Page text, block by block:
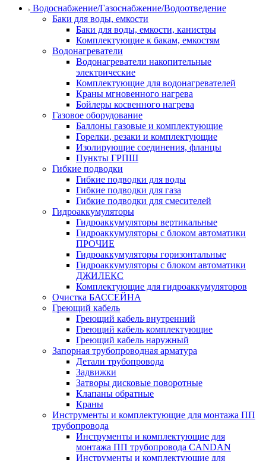
Водоснабжение/Газоснабжение/Водоотведение
Баки для воды, емкости
Баки для воды, емкости, канистры
Комплектующие к бакам, емкостям
Водонагреватели
Водонагреватели накопительные
электрические
Комплектующие для водонагревателей
Краны мгновенного нагрева
Бойлеры косвенного нагрева
Газовое оборудование
Баллоны газовые и комплектующие
Горелки, резаки и комплектующие
Изолирующие соединения, фланцы
Пункты ГРПШ
Гибкие подводки
Гибкие подводки для воды
Гибкие подводки для газа
Гибкие подводки для смесителей
Гидроаккумуляторы
Гидроаккумуляторы вертикальные
Гидроаккумуляторы с блоком автоматики
ПРОЧИЕ
Гидроаккумуляторы горизонтальные
Гидроаккумуляторы с блоком автоматики
ДЖИЛЕКС
Комплектующие для гидроаккумуляторов
Очистка БАССЕЙНА
Греющий кабель
Греющий кабель внутренний
Греющий кабель комплектующие
Греющий кабель наружный
Запорная трубопроводная арматура
Детали трубопровода
Задвижки
Затворы дисковые поворотные
Клапаны обратные
Краны
Инструменты и комплектующие для монтажа ПП
трубопровода
Инструменты и комплектующие для
монтажа ПП трубопровода CANDAN
Инструменты и комплектующие для